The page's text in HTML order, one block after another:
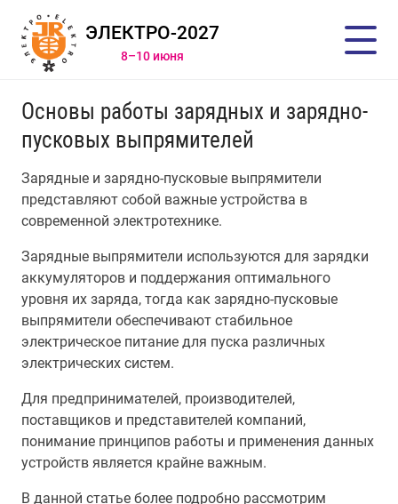
ЭЛЕКТРО-2027
8–10 июня
Основы работы зарядных и зарядно-
пусковых выпрямителей
Зарядные и зарядно-пусковые выпрямители
представляют собой важные устройства в
современной электротехнике.
Зарядные выпрямители используются для зарядки
аккумуляторов и поддержания оптимального
уровня их заряда, тогда как зарядно-пусковые
выпрямители обеспечивают стабильное
электрическое питание для пуска различных
электрических систем.
Для предпринимателей, производителей,
поставщиков и представителей компаний,
понимание принципов работы и применения данных
устройств является крайне важным.
В данной статье более подробно рассмотрим